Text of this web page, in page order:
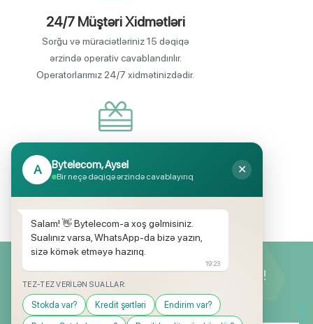
24/7 Müştəri Xidmətləri
Sorğu və müraciətləriniz 15 dəqiqə
ərzində operativ cavablandırılır.
Operatorlarımız 24/7 xidmətinizdədir.
Endirimli məhsul seçimi
Mağazalarımızda mütəmadi olaraq,
kampaniyaları keçirilir.
Yeniliklərimizdən ilk siz xəbərdar olun!
A Bytelecom, Aysel
Bir neçə dəqiqə ərzində cavablayırıq
✕
Salam! 👋 Bytelecom-a xoş gəlmisiniz.
Sualınız varsa, WhatsApp-da bizə yazın,
sizə kömək etməyə hazırıq.
19:23
TEZ-TEZ VERILƏN SUALLAR:
Stokda var? Kredit şərtləri Endirim var?